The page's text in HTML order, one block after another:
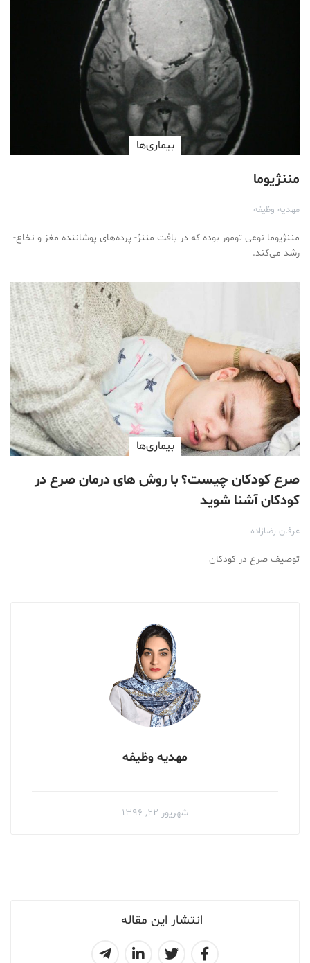
انتشار این مقاله
بیماری‌ها
مننژیوما
مهدیه وظیفه
مننژیوما نوعی تومور بوده که در بافت مننژ- پرده‌های پوشاننده مغز و نخاع-
رشد می‌کند.
بیماری‌ها
صرع کودکان چیست؟ با روش های درمان صرع در
کودکان آشنا شوید
عرفان رضازاده
توصیف صرع در کودکان
مهدیه وظیفه
شهریور ۲۲, ۱۳۹۶